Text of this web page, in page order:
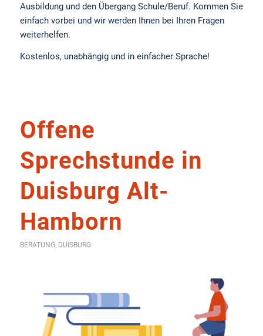
Ausbildung und den Übergang Schule/Beruf. Kommen Sie
einfach vorbei und wir werden Ihnen bei Ihren Fragen
weiterhelfen.
Kostenlos, unabhängig und in einfacher Sprache!
Offene
Sprechstunde in
Duisburg Alt-
Hamborn
BERATUNG, DUISBURG